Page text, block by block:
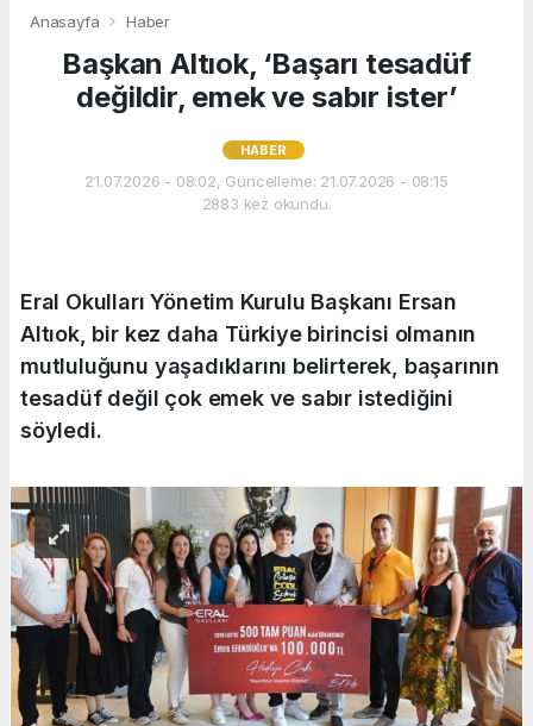
Anasayfa Haber
Başkan Altıok, ‘Başarı tesadüf
değildir, emek ve sabır ister’
HABER
21.07.2026 - 08:02, Güncelleme: 21.07.2026 - 08:15
2883 kez okundu.
Eral Okulları Yönetim Kurulu Başkanı Ersan
Altıok, bir kez daha Türkiye birincisi olmanın
mutluluğunu yaşadıklarını belirterek, başarının
tesadüf değil çok emek ve sabır istediğini
söyledi.